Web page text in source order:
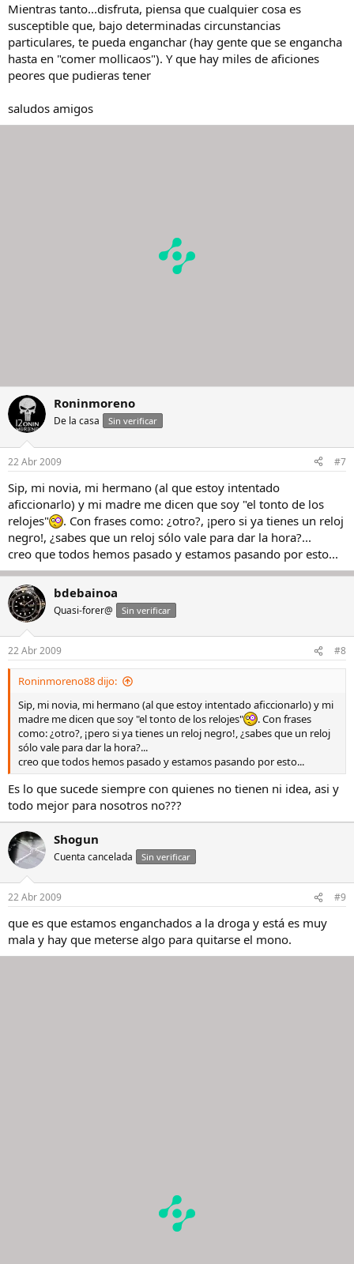
Mientras tanto...disfruta, piensa que cualquier cosa es
susceptible que, bajo determinadas circunstancias
particulares, te pueda enganchar (hay gente que se engancha
hasta en "comer mollicaos"). Y que hay miles de aficiones
peores que pudieras tener
saludos amigos
Roninmoreno
De la casa Sin verificar
22 Abr 2009 #7
Sip, mi novia, mi hermano (al que estoy intentado
aficcionarlo) y mi madre me dicen que soy "el tonto de los
relojes"
. Con frases como: ¿otro?, ¡pero si ya tienes un reloj
negro!, ¿sabes que un reloj sólo vale para dar la hora?...
creo que todos hemos pasado y estamos pasando por esto...
bdebainoa
Quasi-forer@ Sin verificar
22 Abr 2009 #8
Roninmoreno88 dijo:
Sip, mi novia, mi hermano (al que estoy intentado aficcionarlo) y mi
madre me dicen que soy "el tonto de los relojes"
. Con frases
como: ¿otro?, ¡pero si ya tienes un reloj negro!, ¿sabes que un reloj
sólo vale para dar la hora?...
creo que todos hemos pasado y estamos pasando por esto...
Es lo que sucede siempre con quienes no tienen ni idea, asi y
todo mejor para nosotros no???
Shogun
Cuenta cancelada Sin verificar
22 Abr 2009 #9
que es que estamos enganchados a la droga y está es muy
mala y hay que meterse algo para quitarse el mono.